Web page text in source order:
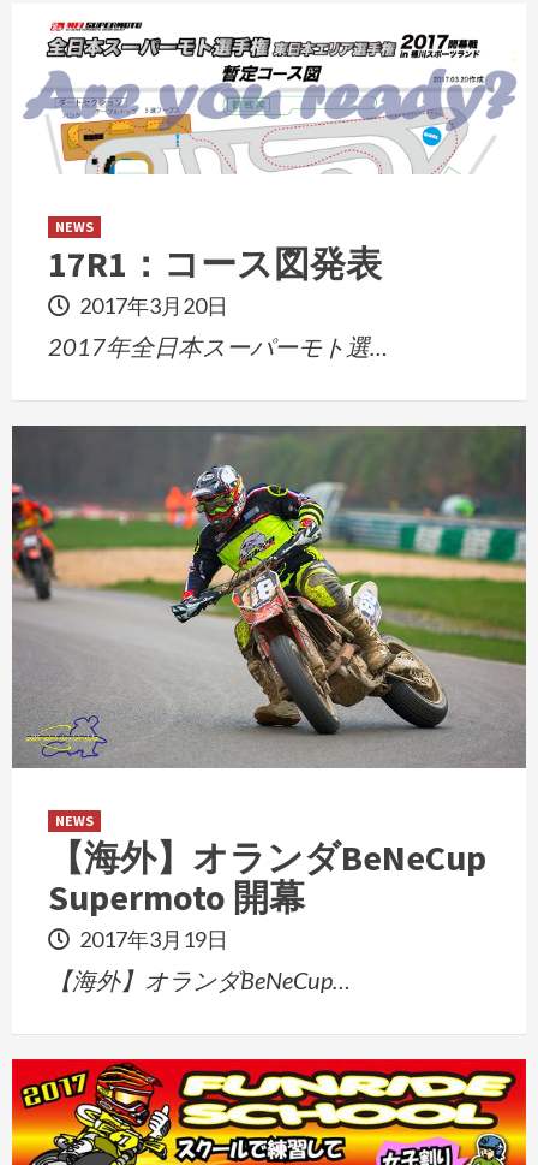
NEWS
17R1：コース図発表
2017年3月20日
2017年全日本スーパーモト選…
NEWS
【海外】オランダBeNeCup
Supermoto 開幕
2017年3月19日
【海外】オランダBeNeCup…